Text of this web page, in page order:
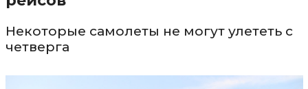
Некоторые самолеты не могут улететь с
четверга